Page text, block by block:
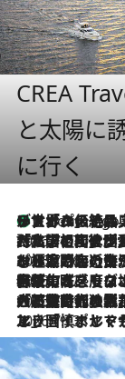
CREA
と太陽に
に行く
4 Hours Ago
リスボンの絶品スイーツ「パステル・デ・ナタ」とは？ポルトガル伝統の奥深い世界へ
2026.7.27
「私の祖国はポルトガル語です」国民的詩人フェルナンド・ペソアと、彼が愛した文学
2026.7.26
ポルトガル近海が育む極上の海の幸。キリリと冷えた白ワインと愉しむ、シーフード専
2026.7.22
伝統の味をモダンに昇華。高感度な地元客が集う、リスボンの最旬ガストロノミー
2026.7.21
大航海時代の栄華から、震災、独裁、そして革命へ。ポルトガル・首都リスボンの石畳に刻まれた「歴史
2026.7.13
エッセイ・ヤマザキマリ「慎ましくも美しき国 ポルトガル」